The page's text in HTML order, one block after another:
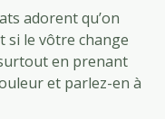
adorent qu’on
si le vôtre change
en prenant
et parlez-en à